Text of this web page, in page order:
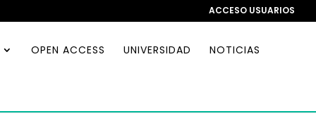
ACCESO USUARIOS
OPEN ACCESS UNIVERSIDAD NOTICIAS